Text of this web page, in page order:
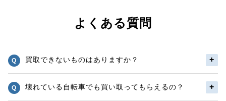
よくある質問
買取できないものはありますか？
壊れている自転車でも買い取ってもらえるの？